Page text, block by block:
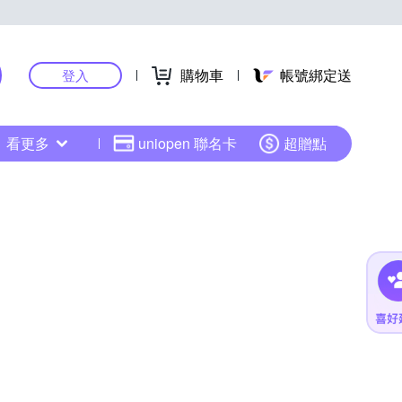
登入 購物車 帳號綁定送
看更多 uniopen 聯名卡 超贈點